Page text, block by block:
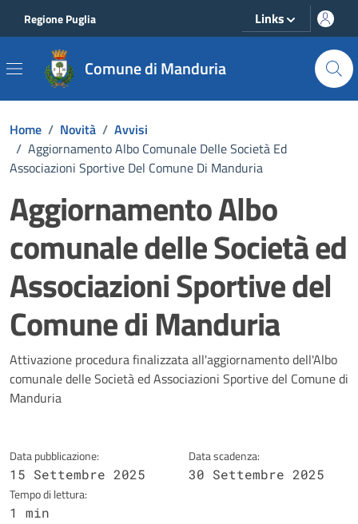
Regione Puglia Links
Comune di Manduria
Home / Novità / Avvisi
/ Aggiornamento Albo Comunale Delle Società Ed
Associazioni Sportive Del Comune Di Manduria
Aggiornamento Albo
comunale delle Società ed
Associazioni Sportive del
Comune di Manduria
Dettagli della notizia
Attivazione procedura finalizzata all'aggiornamento dell'Albo
comunale delle Società ed Associazioni Sportive del Comune di
Manduria
Data pubblicazione:
15 Settembre 2025
Data scadenza:
30 Settembre 2025
Tempo di lettura:
1 min